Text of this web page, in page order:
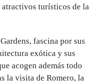
turísticos de la
fascina por sus
exótica y sus
acogen además todo
la visita de Romero, la